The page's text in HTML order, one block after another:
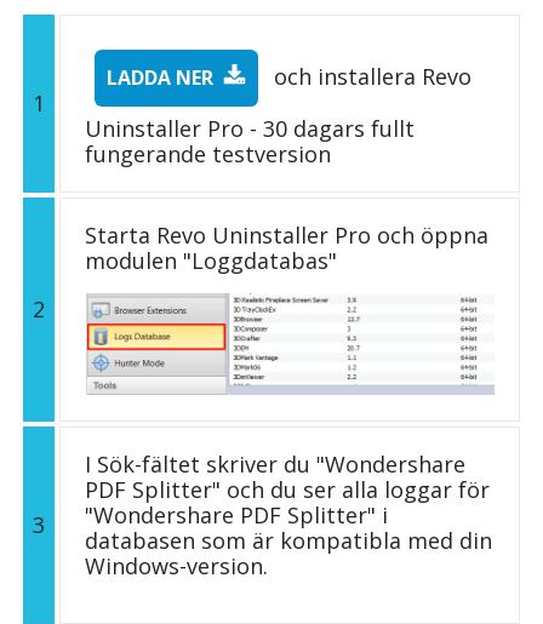
1
LADDA NER
och installera Revo
Uninstaller Pro - 30 dagars fullt
fungerande testversion
2
Starta Revo Uninstaller Pro och öppna
modulen "Loggdatabas"
3
I Sök-fältet skriver du "Wondershare
PDF Splitter" och du ser alla loggar för
"Wondershare PDF Splitter" i
databasen som är kompatibla med din
Windows-version.